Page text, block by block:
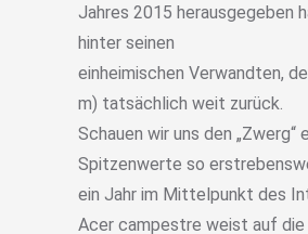
Jahres 2015 herausgegeben
hinter seinen
einheimischen Verwandten,
m) tatsächlich weit zurück.
Schauen wir uns den „Zwerg“
Spitzenwerte so
ein Jahr im Mittelpunkt des
Acer campestre weist auf die